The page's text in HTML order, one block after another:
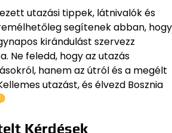
utazási tippek, látnivalók és
segítenek abban, hogy
kirándulást szervezz
Ne feledd, hogy az utazás
hanem az útról és a megélt
utazást, és élvezd Bosznia
Kérdések